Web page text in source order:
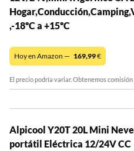
,-18ºC a +15ºC
Hoy en Amazon — 169,99€
El precio podría variar. Obtenemos
Alpicool Y20T 20L Mini
portátil Eléctrica 12/24V CC